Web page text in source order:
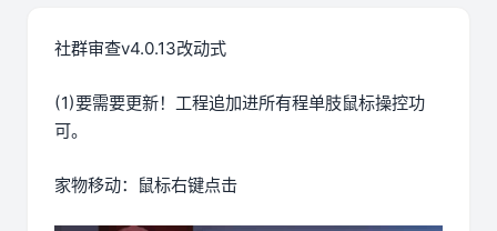
社群审查v4.0.13改动式
(1)要需要更新！工程追加进所有程单肢鼠标操控功
可。
家物移动：鼠标右键点击